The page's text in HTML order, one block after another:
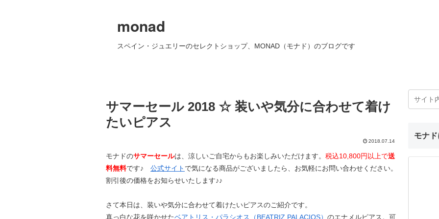
monad
スペイン・ジュエリーのセレクトショップ、MONAD（モナド）のブログです
サマーセール 2018 ☆ 装いや気分に合わせて着け
たいピアス
2018.07.14
モナドのサマーセールは、涼しいご自宅からもお楽しみいただけます。 税込10,800円以上で送
料無料です♪ 公式サイト で気になる商品がございましたら、お気軽にお問い合わせください。
割引後の価格をお知らせいたします♪♪
さて本日は、装いや気分に合わせて着けたいピアスのご紹介です。
真っ白な花を咲かせたベアトリス・パラシオス（BEATRIZ PALACIOS） のエナメルピアス。可
モナ